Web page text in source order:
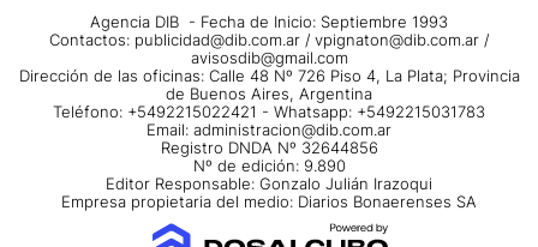
Agencia DIB - Fecha de Inicio: Septiembre 1993
Contactos: publicidad@dib.com.ar / vpignaton@dib.com.ar /
avisosdib@gmail.com
Dirección de las oficinas: Calle 48 Nº 726 Piso 4, La Plata; Provincia
de Buenos Aires, Argentina
Teléfono: +5492215022421 - Whatsapp: +5492215031783
Email: administracion@dib.com.ar
Registro DNDA Nº 32644856
Nº de edición: 9.890
Editor Responsable: Gonzalo Julián Irazoqui
Empresa propietaria del medio: Diarios Bonaerenses SA